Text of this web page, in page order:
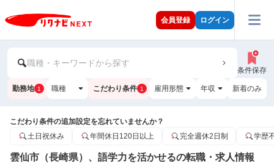
会員登録 ログイン
職種・キーワードから探す
条件保存
勤務地 1 職種 こだわり条件 1 雇用形態 年収 新着のみ
こだわり条件の追加設定を忘れていませんか？
土日祝休み
年間休日120日以上 完全週休2日制 学歴
雲仙市（長崎県）、語学力を活かせるの転職・求人情報